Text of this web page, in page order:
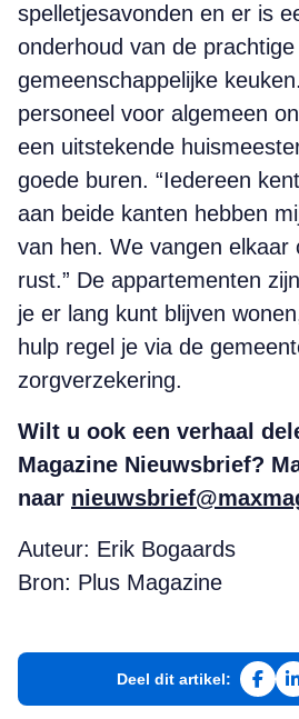
spelletjesavonden en er is
onderhoud van de
gemeenschappelijke
personeel voor algemeen
een uitstekende
goede buren. “Iedereen
aan beide kanten hebben
van hen. We vangen elkaar
rust.” De appartementen
je er lang kunt blijven
hulp regel je via de
zorgverzekering.
Wilt u ook een verhaal
Magazine Nieuwsbrief?
naar
Auteur: Erik Bogaards
Bron: Plus Magazine
Deel dit artikel:
Deel